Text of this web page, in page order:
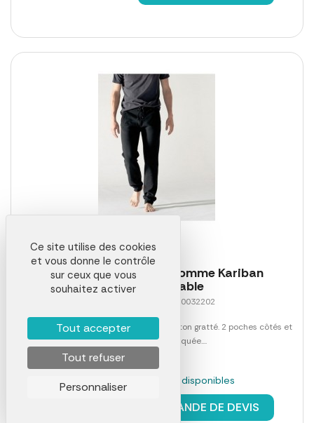
Pantalon de jogging homme Kariban
personnalisable
Référence 00015LAB0032202
80% coton peigné / 20% polyester. Molleton gratté. 2 poches côtés et
1 poche arrière plaquée....
En stock : 395 pièces disponibles
DEMANDE DE DEVIS
Ce site utilise des cookies
et vous donne le contrôle
sur ceux que vous
souhaitez activer
Tout accepter
Tout refuser
Personnaliser